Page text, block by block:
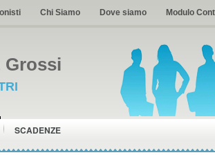
Chi Siamo Dove siamo Modulo
Grossi
SCADENZE